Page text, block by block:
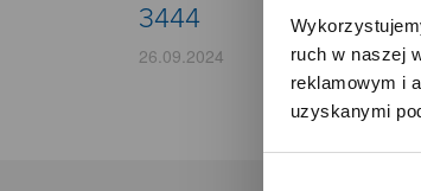
ruch w naszej
reklamowym i
uzyskanymi
3444
26.09.2024